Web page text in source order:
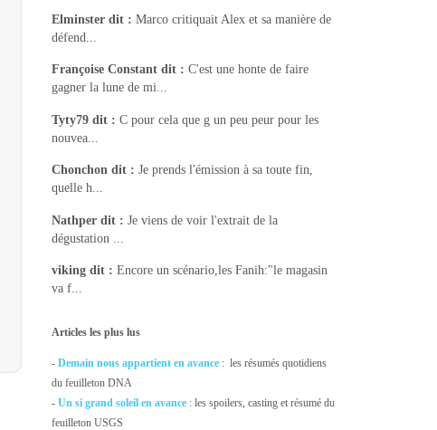
Elminster dit : Marco critiquait Alex et sa manière de
défend...
Françoise Constant dit : C'est une honte de faire
gagner la lune de mi...
Tyty79 dit : C pour cela que g un peu peur pour les
nouvea...
Chonchon dit : Je prends l'émission à sa toute fin,
quelle h...
Nathper dit : Je viens de voir l'extrait de la
dégustation ...
viking dit : Encore un scénario,les Fanih:"le magasin
va f...
Articles les plus lus
-Demain nous appartient en avance : les résumés quotidiens
du feuilleton DNA
-Un si grand soleil en avance : les spoilers, casting et résumé du
feuilleton USGS